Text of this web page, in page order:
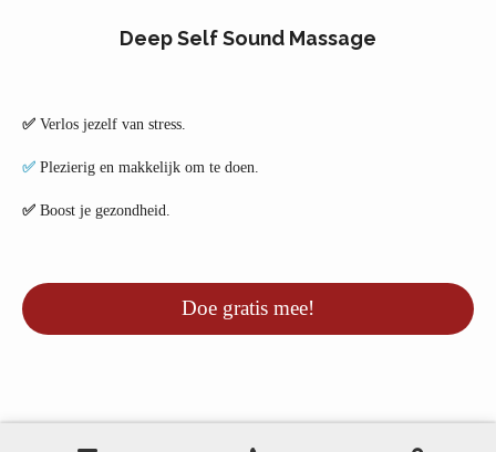
Deep Self Sound Massage
✅ Verlos jezelf van stress.
✅ Plezierig en makkelijk om te doen.
✅ Boost je gezondheid.
Doe gratis mee!